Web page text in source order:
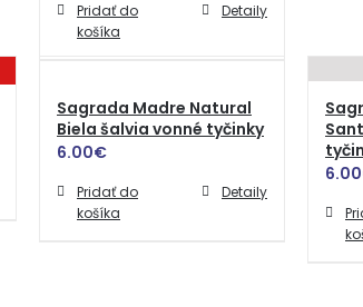
Pridať do
košíka
Detaily
Sagrada Madre Natural
Biela šalvia vonné tyčinky
6.00€
Pridať do
košíka
Detaily
6.00